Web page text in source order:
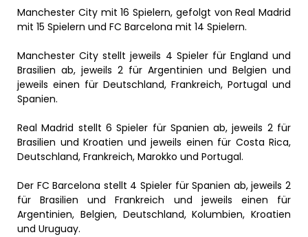
Manchester City mit 16 Spielern, gefolgt von Real Madrid
mit 15 Spielern und FC Barcelona mit 14 Spielern.
Manchester City stellt jeweils 4 Spieler für England und
Brasilien ab, jeweils 2 für Argentinien und Belgien und
jeweils einen für Deutschland, Frankreich, Portugal und
Spanien.
Real Madrid stellt 6 Spieler für Spanien ab, jeweils 2 für
Brasilien und Kroatien und jeweils einen für Costa Rica,
Deutschland, Frankreich, Marokko und Portugal.
Der FC Barcelona stellt 4 Spieler für Spanien ab, jeweils 2
für Brasilien und Frankreich und jeweils einen für
Argentinien, Belgien, Deutschland, Kolumbien, Kroatien
und Uruguay.